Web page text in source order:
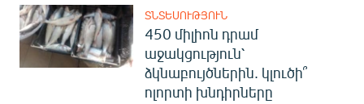
ՏՆՏԵՍՈՒԹՅՈՒՆ
450 միլիոն դրամ
աջակցություն՝
ձկնաբույծներին. կլուծի՞
ոլորտի խնդիրները